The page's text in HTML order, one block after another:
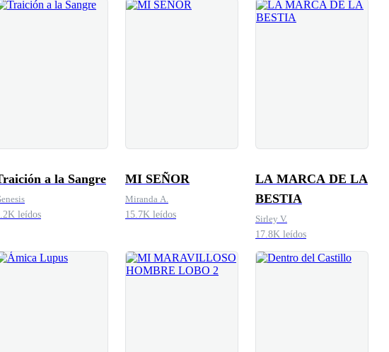
a la Sangre
leídos
MI SEÑOR
Miranda A.
15.7K leídos
LA MARCA DE LA
BESTIA
Sirley V.
17.8K leídos